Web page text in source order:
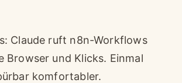
Claude ruft n8n-Workflows
Browser und Klicks. Einmal
komfortabler.